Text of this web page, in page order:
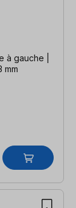
à gauche |
mm